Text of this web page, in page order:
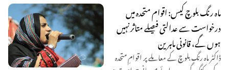
ماہ رنگ بلوچ کیس: اقوام متحدہ میں
درخواست سے عدالتی فیصلے متاثر نہیں
ہوں گے، قانونی ماہرین
ڈاکٹر ماہ رنگ بلوچ کے معاملے پر اقوامِ متحدہ